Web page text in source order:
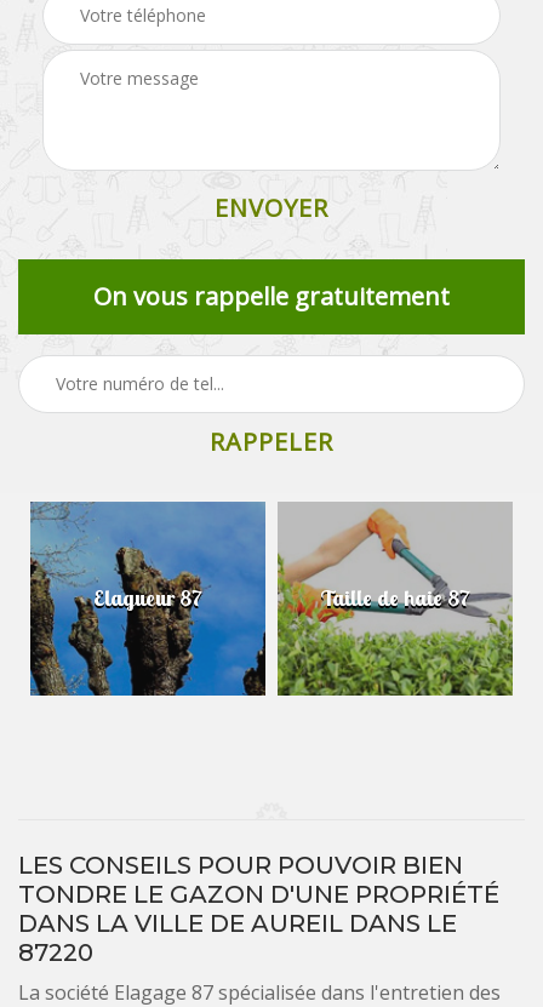
On vous rappelle gratuitement
Elagueur 87 Taille de haie 87
LES CONSEILS POUR POUVOIR BIEN
TONDRE LE GAZON D'UNE PROPRIÉTÉ
DANS LA VILLE DE AUREIL DANS LE
87220
La société Elagage 87 spécialisée dans l'entretien des